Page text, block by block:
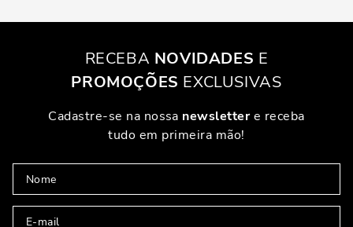
RECEBA NOVIDADES E
PROMOÇÕES EXCLUSIVAS
Cadastre-se na nossa newslettere receba
tudo em primeira mão!